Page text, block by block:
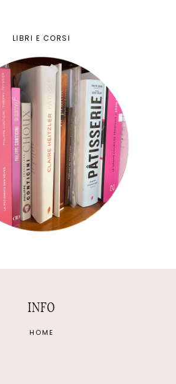
LIBRI E CORSI
INFO
HOME